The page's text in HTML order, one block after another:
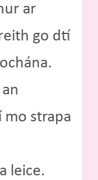
ar
go dtí
mo strapa
leice.